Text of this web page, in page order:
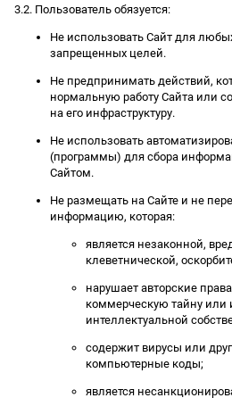
3.2. Пользователь обязуется:
Не использовать Сайт для
запрещенных целей.
Не предпринимать действий,
нормальную работу Сайта или
на его инфраструктуру.
Не использовать
(программы) для сбора
Сайтом.
Не размещать на Сайте и не
информацию, которая:
является незаконной,
клеветнической,
нарушает авторские
коммерческую тайну или
интеллектуальной
содержит вирусы или
компьютерные коды;
является